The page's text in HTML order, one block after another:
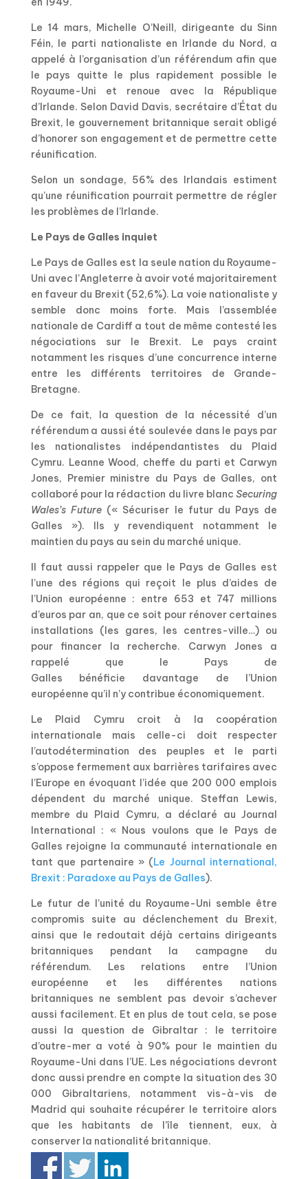
Le 14 mars, Michelle O’Neill, dirigeante du Sinn
Féin, le parti nationaliste en Irlande du Nord, a
appelé à l’organisation d’un référendum afin que
le pays quitte le plus rapidement possible le
Royaume-Uni et renoue avec la République
d’Irlande. Selon David Davis, secrétaire d’État du
Brexit, le gouvernement britannique serait obligé
d’honorer son engagement et de permettre cette
réunification.
Selon un sondage, 56% des Irlandais estiment
qu’une réunification pourrait permettre de régler
les problèmes de l’Irlande.
Le Pays de Galles inquiet
Le Pays de Galles est la seule nation du Royaume-
Uni avec l’Angleterre à avoir voté majoritairement
en faveur du Brexit (52,6%). La voie nationaliste y
semble donc moins forte. Mais l’assemblée
nationale de Cardiff a tout de même contesté les
négociations sur le Brexit. Le pays craint
notamment les risques d’une concurrence interne
entre les différents territoires de Grande-
Bretagne.
De ce fait, la question de la nécessité d’un
référendum a aussi été soulevée dans le pays par
les nationalistes indépendantistes du Plaid
Cymru. Leanne Wood, cheffe du parti et Carwyn
Jones, Premier ministre du Pays de Galles, ont
collaboré pour la rédaction du livre blancSecuring
Wales’s Future(« Sécuriser le futur du Pays de
Galles »). Ils y revendiquent notamment le
maintien du pays au sein du marché unique.
Il faut aussi rappeler que le Pays de Galles est
l’une des régions qui reçoit le plus d’aides de
l’Union européenne : entre 653 et 747 millions
d’euros par an, que ce soit pour rénover certaines
installations (les gares, les centres-ville…) ou
pour financer la recherche. Carwyn Jones a
rappelé que le Pays de
Galles bénéficie davantage de l’Union
européenne qu’il n’y contribue économiquement.
Le Plaid Cymru croit à la coopération
internationale mais celle-ci doit respecter
l’autodétermination des peuples et le parti
s’oppose fermement aux barrières tarifaires avec
l’Europe en évoquant l’idée que 200 000 emplois
dépendent du marché unique. Steffan Lewis,
membre du Plaid Cymru, a déclaré au Journal
International : « Nous voulons que le Pays de
Galles rejoigne la communauté internationale en
tant que partenaire » (Le Journal international,
Brexit : Paradoxe au Pays de Galles).
Le futur de l’unité du Royaume-Uni semble être
compromis suite au déclenchement du Brexit,
ainsi que le redoutait déjà certains dirigeants
britanniques pendant la campagne du
référendum. Les relations entre l’Union
européenne et les différentes nations
britanniques ne semblent pas devoir s’achever
aussi facilement. Et en plus de tout cela, se pose
aussi la question de Gibraltar : le territoire
d’outre-mer a voté à 90% pour le maintien du
Royaume-Uni dans l’UE. Les négociations devront
donc aussi prendre en compte la situation des 30
000 Gibraltariens, notamment vis-à-vis de
Madrid qui souhaite récupérer le territoire alors
que les habitants de l’île tiennent, eux, à
conserver la nationalité britannique.